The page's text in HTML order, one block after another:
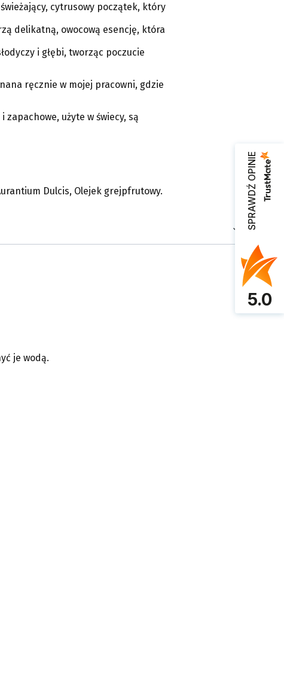
cytrusowy początek, który
delikatną, owocową esencję, która
i głębi, tworząc poczucie
ręcznie w mojej pracowni, gdzie
użyte w świecy, są
Dulcis, Olejek grejpfrutowy.
je wodą.
SPRAWDŹ OPINIE
5.0